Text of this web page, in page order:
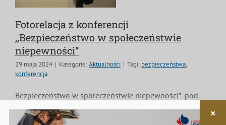
Fotorelacja z konferencji
,,Bezpieczeństwo w społeczeństwie
niepewności”
29 maja 2024 | Kategorie:Aktualności | Tagi: bezpieczeństwa,
konferencja
Bezpieczeństwo w społeczeństwie niepewności”- pod
takim tytułem odbyła się 25 maja br. w Muzeum
Niepodległości w Warszawie konferencja naukowa